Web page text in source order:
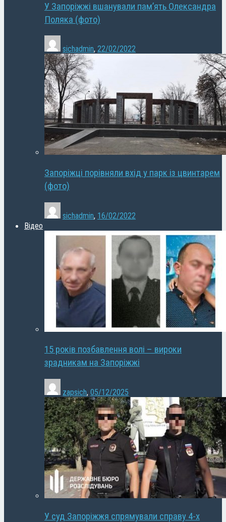
У Запоріжжі вшанували пам’ять Олександра
Поляка (фото)
sichadmin, 22/02/2022
Запоріжці порівняли вхід у парк із цвинтарем
(фото)
sichadmin, 16/02/2022
Відео
15 років позбавлення волі – вироки
зрадникам на Запоріжжі
zapsich, 05/12/2025
У суд Запоріжжя спрямували справу 4-х